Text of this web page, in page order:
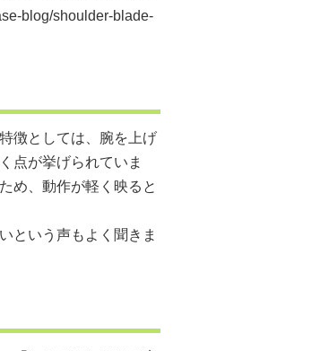
blog/shoulder-blade-
徴としては、腕を上げ
点が挙げられていま
め、動作が軽く映ると
という声もよく聞きま